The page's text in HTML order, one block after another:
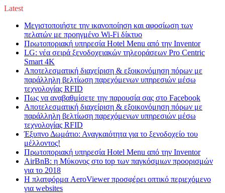
Latest
Μεγιστοποιήστε την ικανοποίηση και αφοσίωση των
πελατών με προηγμένο Wi-Fi δίκτυο
Πρωτοποριακή υπηρεσία Hotel Menu από την Inventor
LG: νέα σειρά ξενοδοχειακών τηλεοράσεων Pro Centric
Smart 4K
Αποτελεσματική διαχείριση & εξοικονόμηση πόρων με
παράλληλη βελτίωση παρεχόμενων υπηρεσιών μέσω
τεχνολογίας RFID
Πως να αναβαθμίσετε την παρουσία σας στο Facebook
Αποτελεσματική διαχείριση & εξοικονόμηση πόρων με
παράλληλη βελτίωση παρεχόμενων υπηρεσιών μέσω
τεχνολογίας RFID
Έξυπνο Δωμάτιο: Αναγκαιότητα για το ξενοδοχείο του
μέλλοντος!
Πρωτοποριακή υπηρεσία Hotel Menu από την Inventor
AirBnB: η Μύκονος στο top των παγκόσμιων προορισμών
για το 2018
Η πλατφόρμα AeroViewer προσφέρει οπτικό περιεχόμενο
για websites